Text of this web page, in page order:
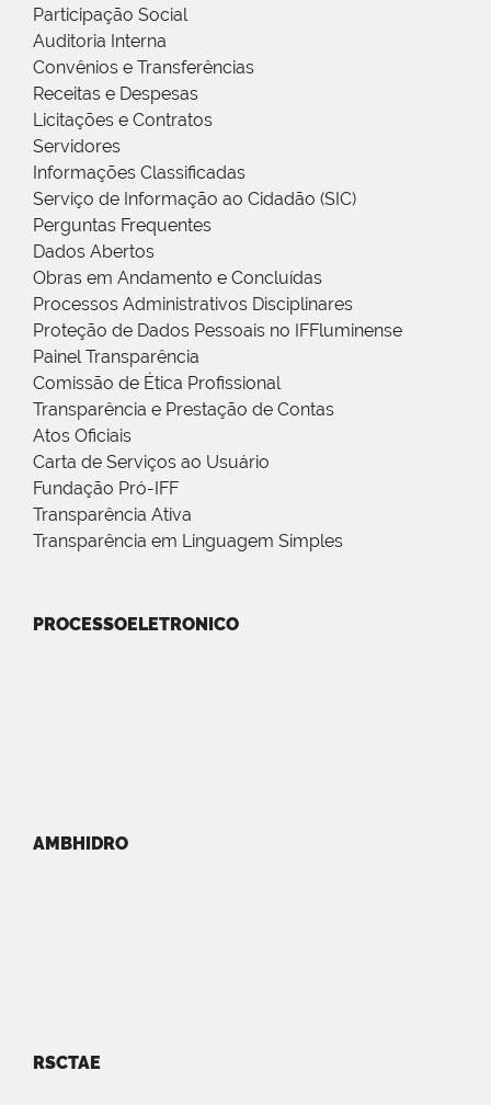
Participação Social
Auditoria Interna
Convênios e Transferências
Receitas e Despesas
Licitações e Contratos
Servidores
Informações Classificadas
Serviço de Informação ao Cidadão (SIC)
Perguntas Frequentes
Dados Abertos
Obras em Andamento e Concluídas
Processos Administrativos Disciplinares
Proteção de Dados Pessoais no IFFluminense
Painel Transparência
Comissão de Ética Profissional
Transparência e Prestação de Contas
Atos Oficiais
Carta de Serviços ao Usuário
Fundação Pró-IFF
Transparência Ativa
Transparência em Linguagem Simples
PROCESSOELETRONICO
AMBHIDRO
RSCTAE